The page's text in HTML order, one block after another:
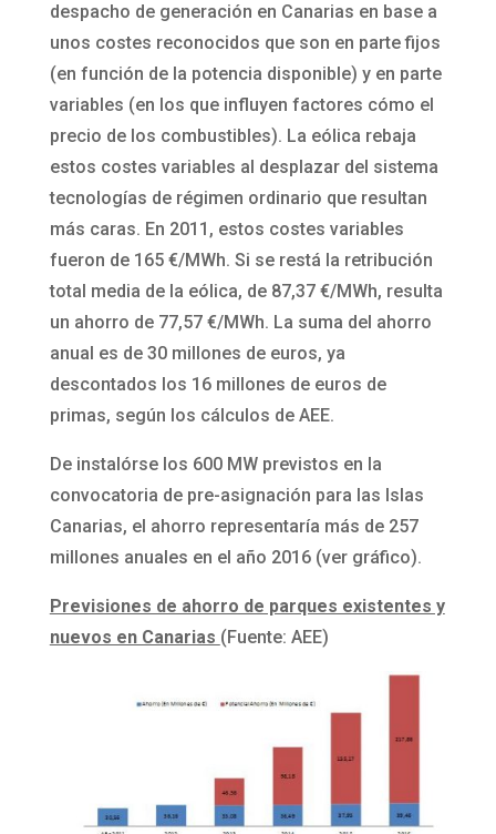
despacho de generación en Canarias en base a
unos costes reconocidos que son en parte fijos
(en función de la potencia disponible) y en parte
variables (en los que influyen factores cómo el
precio de los combustibles). La eólica rebaja
estos costes variables al desplazar del sistema
tecnologías de régimen ordinario que resultan
más caras. En 2011, estos costes variables
fueron de 165 €/MWh. Si se restá la retribución
total media de la eólica, de 87,37 €/MWh, resulta
un ahorro de 77,57 €/MWh. La suma del ahorro
anual es de 30 millones de euros, ya
descontados los 16 millones de euros de
primas, según los cálculos de AEE.
De instalórse los 600 MW previstos en la
convocatoria de pre-asignación para las Islas
Canarias, el ahorro representaría más de 257
millones anuales en el año 2016 (ver gráfico).
Previsiones de ahorro de parques existentes y
nuevos en Canarias (Fuente: AEE)